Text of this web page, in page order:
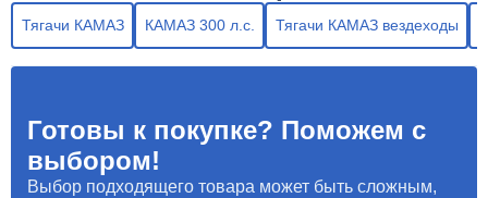
Тягачи КАМАЗ КАМАЗ 300 л.с. Тягачи КАМАЗ вездеходы
Готовы к покупке? Поможем с
выбором!
Выбор подходящего товара может быть сложным,